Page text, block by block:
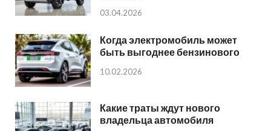
03.04.2026
Когда электромобиль может
быть выгоднее бензинового
10.02.2026
Какие траты ждут нового
владельца автомобиля